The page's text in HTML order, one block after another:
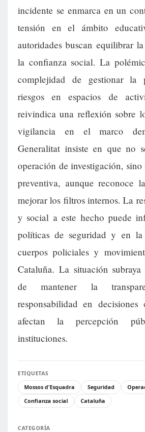
incidente se enmarca en un
tensión en el ámbito
autoridades buscan equilibrar
la confianza social. La
complejidad de gestionar la
riesgos en espacios de
reivindica una reflexión sobre
vigilancia en el marco
Generalitat insiste en que no
operación de investigación,
preventiva, aunque reconoce
mejorar los filtros internos. La
y social a este hecho puede
políticas de seguridad y en la
cuerpos policiales y
Cataluña. La situación
de mantener la
responsabilidad en decisiones
afectan la percepción
instituciones.
ETIQUETAS
Mossos d'Esquadra
Seguridad
Confianza social
Cataluña
CATEGORÍA